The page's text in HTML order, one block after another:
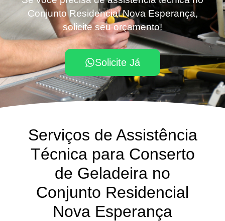
Conjunto Residencial Nova Esperança,
solicite seu orçamento!
Solicite Já
Serviços de Assistência
Técnica para Conserto
de Geladeira no
Conjunto Residencial
Nova Esperança